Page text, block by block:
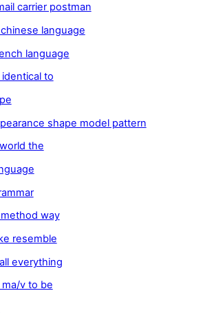
carrier postman
chinese language
language
identical to
shape model pattern
world the
method way
resemble
everything
ma/v to be